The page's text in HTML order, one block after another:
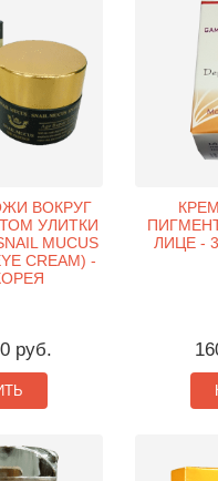
ВОКРУГ
УЛИТКИ
MUCUS
CREAM) -
руб.
ЛИЦЕ -